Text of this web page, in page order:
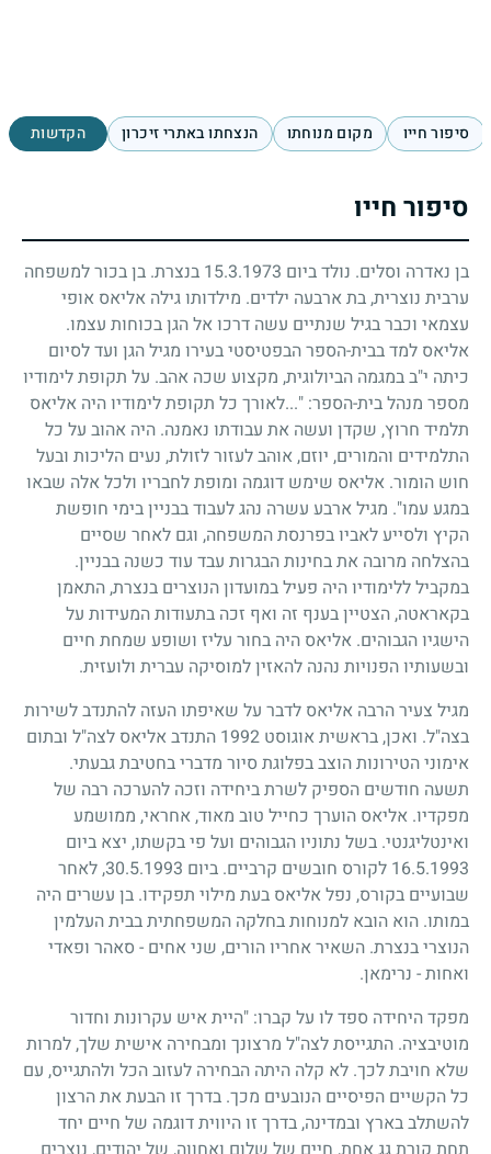
סיפור חייו מקום מנוחתו הנצחתו באתרי זיכרון הקדשות
סיפור חייו
בן נאדרה וסלים. נולד ביום 15.3.1973 בנצרת. בן בכור למשפחה
ערבית נוצרית, בת ארבעה ילדים. מילדותו גילה אליאס אופי
עצמאי וכבר בגיל שנתיים עשה דרכו אל הגן בכוחות עצמו.
אליאס למד בבית-הספר הבפטיסטי בעירו מגיל הגן ועד לסיום
כיתה י"ב במגמה הביולוגית, מקצוע שכה אהב. על תקופת לימודיו
מספר מנהל בית-הספר: "...לאורך כל תקופת לימודיו היה אליאס
תלמיד חרוץ, שקדן ועשה את עבודתו נאמנה. היה אהוב על כל
התלמידים והמורים, יוזם, אוהב לעזור לזולת, נעים הליכות ובעל
חוש הומור. אליאס שימש דוגמה ומופת לחבריו ולכל אלה שבאו
במגע עמו". מגיל ארבע עשרה נהג לעבוד בבניין בימי חופשת
הקיץ ולסייע לאביו בפרנסת המשפחה, וגם לאחר שסיים
בהצלחה מרובה את בחינות הבגרות עבד עוד כשנה בבניין.
במקביל ללימודיו היה פעיל במועדון הנוצרים בנצרת, התאמן
בקאראטה, הצטיין בענף זה ואף זכה בתעודות המעידות על
הישגיו הגבוהים. אליאס היה בחור עליז ושופע שמחת חיים
ובשעותיו הפנויות נהנה להאזין למוסיקה עברית ולועזית.
מגיל צעיר הרבה אליאס לדבר על שאיפתו העזה להתנדב לשירות
בצה"ל. ואכן, בראשית אוגוסט 1992 התנדב אליאס לצה"ל ובתום
אימוני הטירונות הוצב בפלוגת סיור מדברי בחטיבת גבעתי.
תשעה חודשים הספיק לשרת ביחידה וזכה להערכה רבה של
מפקדיו. אליאס הוערך כחייל טוב מאוד, אחראי, ממושמע
ואינטליגנטי. בשל נתוניו הגבוהים ועל פי בקשתו, יצא ביום
16.5.1993 לקורס חובשים קרביים. ביום 30.5.1993, לאחר
שבועיים בקורס, נפל אליאס בעת מילוי תפקידו. בן עשרים היה
במותו. הוא הובא למנוחות בחלקה המשפחתית בבית העלמין
הנוצרי בנצרת. השאיר אחריו הורים, שני אחים - סאהר ופאדי
ואחות - נרימאן.
מפקד היחידה ספד לו על קברו: "היית איש עקרונות וחדור
מוטיבציה. התגייסת לצה"ל מרצונך ומבחירה אישית שלך, למרות
שלא חויבת לכך. לא קלה היתה הבחירה לעזוב הכל ולהתגייס, עם
כל הקשיים הפיסיים הנובעים מכך. בדרך זו הבעת את הרצון
להשתלב בארץ ובמדינה, בדרך זו היווית דוגמה של חיים יחד